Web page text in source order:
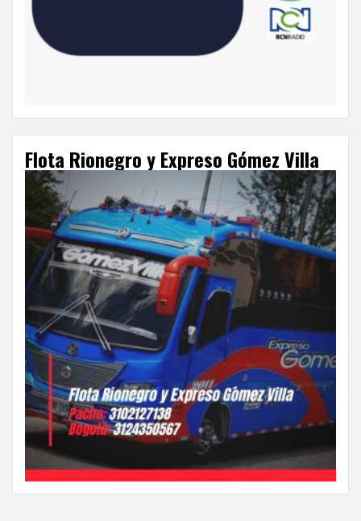
Flota Rionegro y Expreso Gómez Villa